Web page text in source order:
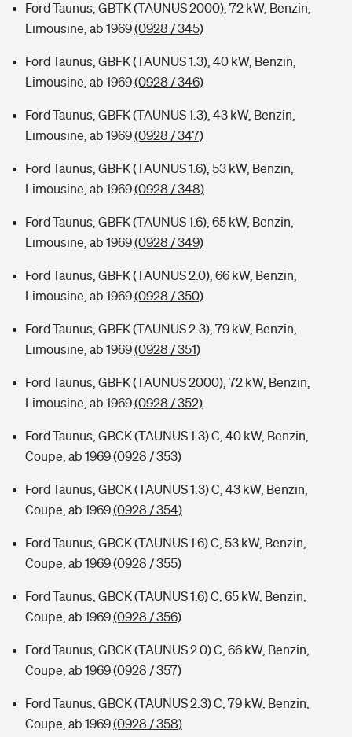
Ford Taunus, GBTK (TAUNUS 2000), 72 kW, Benzin,
Limousine, ab 1969(0928 / 345)
Ford Taunus, GBFK (TAUNUS 1.3), 40 kW, Benzin,
Limousine, ab 1969(0928 / 346)
Ford Taunus, GBFK (TAUNUS 1.3), 43 kW, Benzin,
Limousine, ab 1969(0928 / 347)
Ford Taunus, GBFK (TAUNUS 1.6), 53 kW, Benzin,
Limousine, ab 1969(0928 / 348)
Ford Taunus, GBFK (TAUNUS 1.6), 65 kW, Benzin,
Limousine, ab 1969(0928 / 349)
Ford Taunus, GBFK (TAUNUS 2.0), 66 kW, Benzin,
Limousine, ab 1969(0928 / 350)
Ford Taunus, GBFK (TAUNUS 2.3), 79 kW, Benzin,
Limousine, ab 1969(0928 / 351)
Ford Taunus, GBFK (TAUNUS 2000), 72 kW, Benzin,
Limousine, ab 1969(0928 / 352)
Ford Taunus, GBCK (TAUNUS 1.3) C, 40 kW, Benzin,
Coupe, ab 1969(0928 / 353)
Ford Taunus, GBCK (TAUNUS 1.3) C, 43 kW, Benzin,
Coupe, ab 1969(0928 / 354)
Ford Taunus, GBCK (TAUNUS 1.6) C, 53 kW, Benzin,
Coupe, ab 1969(0928 / 355)
Ford Taunus, GBCK (TAUNUS 1.6) C, 65 kW, Benzin,
Coupe, ab 1969(0928 / 356)
Ford Taunus, GBCK (TAUNUS 2.0) C, 66 kW, Benzin,
Coupe, ab 1969(0928 / 357)
Ford Taunus, GBCK (TAUNUS 2.3) C, 79 kW, Benzin,
Coupe, ab 1969(0928 / 358)